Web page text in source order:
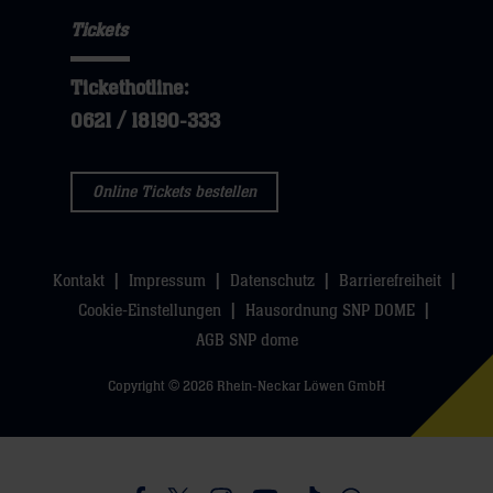
sie
dann
hier
öffnen,
dann
klicken
sie
Tickets
Tickethotline:
0621 / 18190-333
Online Tickets bestellen
Kontakt Impressum Datenschutz
Barrierefreiheit
Cookie-Einstellungen
Hausordnung SNP DOME
AGB SNP dome
Copyright © 2026 Rhein-Neckar Löwen GmbH